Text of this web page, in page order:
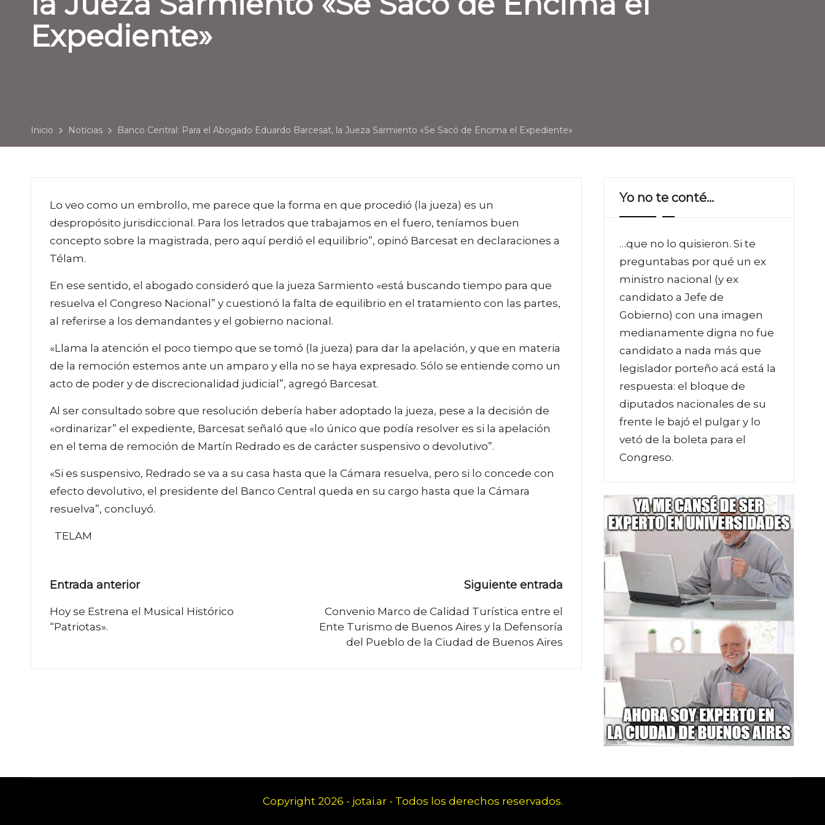
Expediente»
Inicio Noticias Banco Central: Para el Abogado Eduardo Barcesat, la Jueza Sarmiento «Se Sacó de Encima el Expediente»
Lo veo como un embrollo, me parece que la forma en que procedió (la jueza) es un
despropósito jurisdiccional. Para los letrados que trabajamos en el fuero, teníamos buen
concepto sobre la magistrada, pero aquí perdió el equilibrio”, opinó Barcesat en declaraciones a
Télam.
En ese sentido, el abogado consideró que la jueza Sarmiento «está buscando tiempo para que
resuelva el Congreso Nacional” y cuestionó la falta de equilibrio en el tratamiento con las partes,
al referirse a los demandantes y el gobierno nacional.
«Llama la atención el poco tiempo que se tomó (la jueza) para dar la apelación, y que en materia
de la remoción estemos ante un amparo y ella no se haya expresado. Sólo se entiende como un
acto de poder y de discrecionalidad judicial”, agregó Barcesat.
Al ser consultado sobre que resolución debería haber adoptado la jueza, pese a la decisión de
«ordinarizar” el expediente, Barcesat señaló que «lo único que podía resolver es si la apelación
en el tema de remoción de Martín Redrado es de carácter suspensivo o devolutivo”.
«Si es suspensivo, Redrado se va a su casa hasta que la Cámara resuelva, pero si lo concede con
efecto devolutivo, el presidente del Banco Central queda en su cargo hasta que la Cámara
resuelva”, concluyó.
TELAM
Navegación
de
Entrada anterior
Hoy se Estrena el Musical Histórico
“Patriotas».
Siguiente entrada
Convenio Marco de Calidad Turística entre el
Ente Turismo de Buenos Aires y la Defensoría
del Pueblo de la Ciudad de Buenos Aires
Yo no te conté…
…que no lo quisieron. Si te
preguntabas por qué un ex
ministro nacional (y ex
candidato a Jefe de
Gobierno) con una imagen
medianamente digna no fue
candidato a nada más que
legislador porteño acá está la
respuesta: el bloque de
diputados nacionales de su
frente le bajó el pulgar y lo
vetó de la boleta para el
Congreso.
Copyright 2026 - jotai.ar - Todos los derechos reservados.